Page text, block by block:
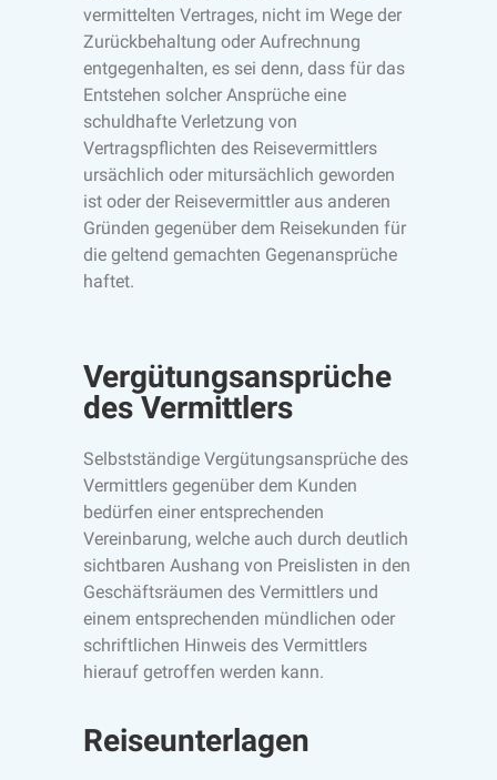
vermittelten Vertrages, nicht im Wege der
Zurückbehaltung oder Aufrechnung
entgegenhalten, es sei denn, dass für das
Entstehen solcher Ansprüche eine
schuldhafte Verletzung von
Vertragspflichten des Reisevermittlers
ursächlich oder mitursächlich geworden
ist oder der Reisevermittler aus anderen
Gründen gegenüber dem Reisekunden für
die geltend gemachten Gegenansprüche
haftet.
Vergütungsansprüche
des Vermittlers
Selbstständige Vergütungsansprüche des
Vermittlers gegenüber dem Kunden
bedürfen einer entsprechenden
Vereinbarung, welche auch durch deutlich
sichtbaren Aushang von Preislisten in den
Geschäftsräumen des Vermittlers und
einem entsprechenden mündlichen oder
schriftlichen Hinweis des Vermittlers
hierauf getroffen werden kann.
Reiseunterlagen